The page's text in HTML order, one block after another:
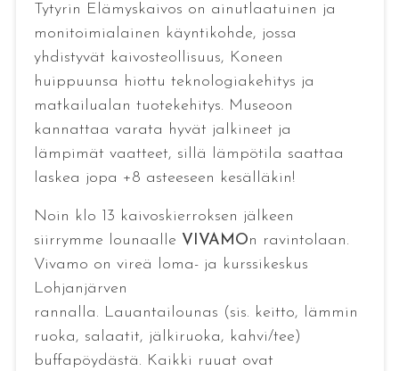
Tytyrin Elämyskaivos on ainutlaatuinen ja
monitoimialainen käyntikohde, jossa
yhdistyvät kaivosteollisuus, Koneen
huippuunsa hiottu teknologiakehitys ja
matkailualan tuotekehitys. Museoon
kannattaa varata hyvät jalkineet ja
lämpimät vaatteet, sillä lämpötila saattaa
laskea jopa +8 asteeseen kesälläkin!
Noin klo 13 kaivoskierroksen jälkeen
siirrymme lounaalle VIVAMOn ravintolaan.
Vivamo on vireä loma- ja kurssikeskus
Lohjanjärven
rannalla. Lauantailounas (sis. keitto, lämmin
ruoka, salaatit, jälkiruoka, kahvi/tee)
buffapöydästä. Kaikki ruuat ovat